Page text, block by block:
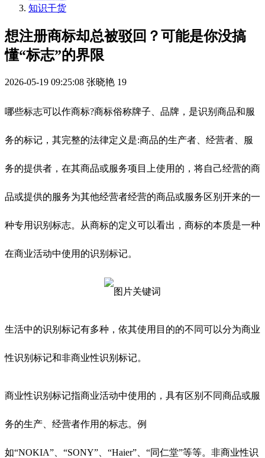
知识干货
想注册商标却总被驳回？可能是你没搞
懂“标志”的界限
2026-05-19 09:25:08 张晓艳 19
哪些标志可以作商标?商标俗称牌子、品牌，是识别商品和服
务的标记，其完整的法律定义是:商品的生产者、经营者、服
务的提供者，在其商品或服务项目上使用的，将自己经营的商
品或提供的服务为其他经营者经营的商品或服务区别开来的一
种专用识别标志。从商标的定义可以看出，商标的本质是一种
在商业活动中使用的识别标记。
生活中的识别标记有多种，依其使用目的的不同可以分为商业
性识别标记和非商业性识别标记。
商业性识别标记指商业活动中使用的，具有区别不同商品或服
务的生产、经营者作用的标志。例
如“NOKIA”、“SONY”、“Haier”、“同仁堂”等等。非商业性识